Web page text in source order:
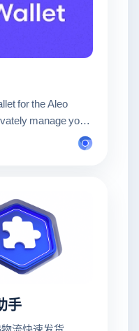
for the Aleo
manage your
DApps.
手